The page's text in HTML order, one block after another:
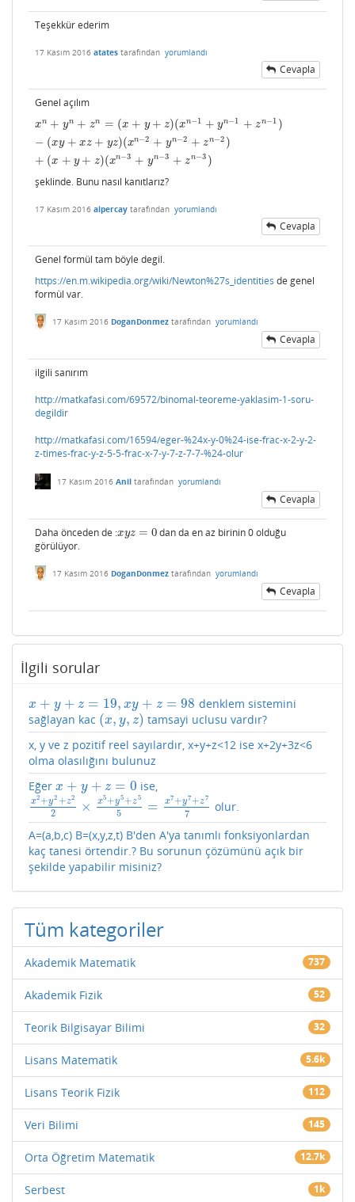
Teşekkür ederim
17 Kasım 2016 atates tarafından yorumlandı
Cevapla
Genel açılım
xn + yn + zn = (x + y + z)(xn−1 + yn−1 + zn−1 )
− (xy + xz + yz)(xn−2 + yn−2 + zn−2 )
+ (x + y + z)(xn−3 + yn−3 + zn−3 )
xn+ yn +zn =( x+y +z) xn−1+ yn−1+zn−1)− xy +xz+y )(x n−2+ y
şeklinde. Bunu nasıl kanıtlarız?
17 Kasım 2016 alpercay tarafından yorumlandı
Cevapla
Genel formül tam böyle degil.
https://en.m.wikipedia.org/wiki/Newton%27s_identities de genel
formül var.
17 Kasım 2016 DoganDonmez tarafından yorumlandı
Cevapla
ilgili sanırım
http://matkafasi.com/69572/binomal-teoreme-yaklasim-1-soru-
degildir
http://matkafasi.com/16594/eger-%24x-y-0%24-ise-frac-x-2-y-2-
z-times-frac-y-z-5-5-frac-x-7-y-7-z-7-7-%24-olur
17 Kasım 2016 Anil tarafından yorumlandı
Cevapla
Daha önceden de :xyz = 0
xyz= 0
dan da en az birinin 0 olduğu
görülüyor.
17 Kasım 2016 DoganDonmez tarafından yorumlandı
Cevapla
İlgili sorular
x + y + z = 19, xy + z = 98
x+ y+ z= 19 ,x y+z =98
denklem sistemini
sağlayan kac (x, y, z)
(x,y z)
tamsayi uclusu vardır?
x, y ve z pozitif reel sayılardır, x+y+z<12 ise x+2y+3z<6
olma olasılığını bulunuz
Eğer x + y + z = 0
x+ y+ z= 0 ise,
x2+y2 +z2
2 × x5+y5+z5
5 = x7+y7+z7
7
x2+y2+z2 2× 5+y5+z55 =x7 +y7+z77
olur.
A=(a,b,c) B=(x,y,z,t) B'den A'ya tanımlı fonksiyonlardan
kaç tanesi örtendir.? Bu sorunun çözümünü açık bir
şekilde yapabilir misiniz?
Tüm kategoriler
Akademik Matematik 737
Akademik Fizik 52
Teorik Bilgisayar Bilimi 32
Lisans Matematik 5.6k
Lisans Teorik Fizik 112
Veri Bilimi 145
Orta Öğretim Matematik 12.7k
Serbest 1k